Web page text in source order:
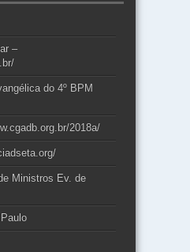
–
do 4º BPM
2018a/
Ministros Ev. de